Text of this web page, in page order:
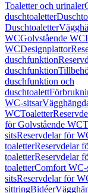
Toaletter och urinaler
duschtoaletter
Duschtoaletter
WCGolvstående WC
WCDesignplattor
duschfunktion
duschfunktion
duschfunktion och
duschtoalett
WC-sitsar
WCToaletter
för Golvstående WC
sitsReservdelar för
toaletterReservdelar
toaletterReservdelar
toaletterComfort WC-
sitsReservdelar för
sittringBidéer